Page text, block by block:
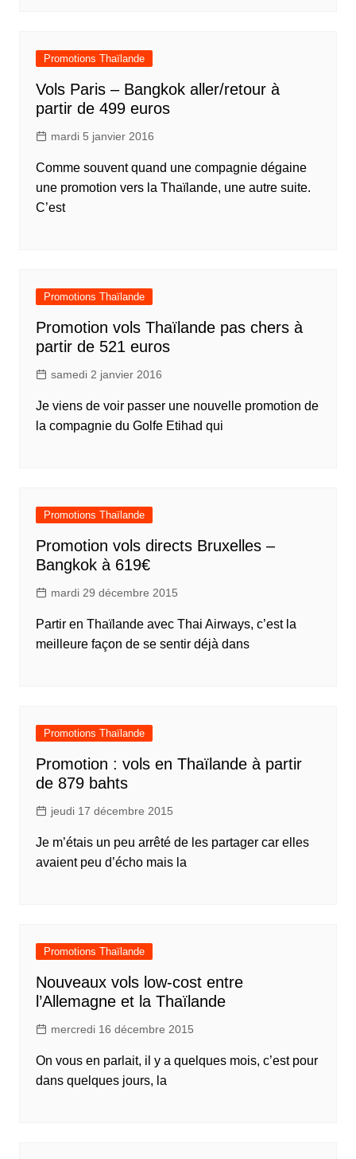
Promotions Thaïlande
Vols Paris – Bangkok aller/retour à
partir de 499 euros
mardi 5 janvier 2016
Comme souvent quand une compagnie dégaine
une promotion vers la Thaïlande, une autre suite.
C’est
Promotions Thaïlande
Promotion vols Thaïlande pas chers à
partir de 521 euros
samedi 2 janvier 2016
Je viens de voir passer une nouvelle promotion de
la compagnie du Golfe Etihad qui
Promotions Thaïlande
Promotion vols directs Bruxelles –
Bangkok à 619€
mardi 29 décembre 2015
Partir en Thaïlande avec Thai Airways, c’est la
meilleure façon de se sentir déjà dans
Promotions Thaïlande
Promotion : vols en Thaïlande à partir
de 879 bahts
jeudi 17 décembre 2015
Je m’étais un peu arrêté de les partager car elles
avaient peu d’écho mais la
Promotions Thaïlande
Nouveaux vols low-cost entre
l’Allemagne et la Thaïlande
mercredi 16 décembre 2015
On vous en parlait, il y a quelques mois, c’est pour
dans quelques jours, la